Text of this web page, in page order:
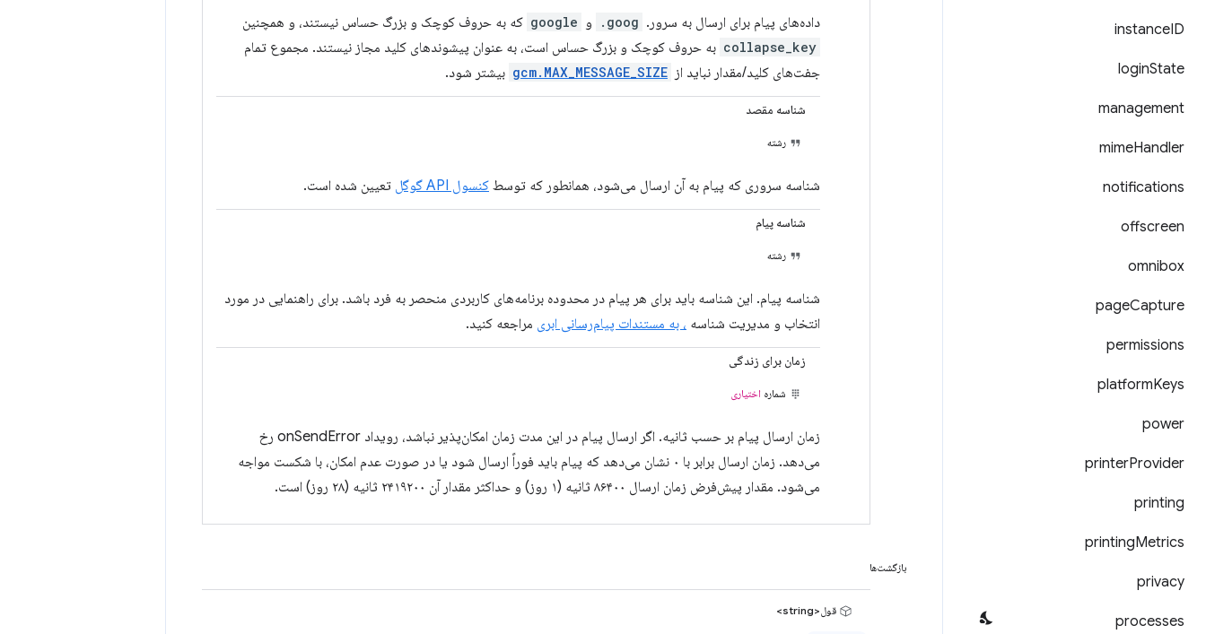
instanceID
loginState
management
mimeHandler
notifications
offscreen
omnibox
pageCapture
permissions
platformKeys
power
printerProvider
printing
printingMetrics
privacy
processes
داده‌های پیام برای ارسال به سرور. goog. و google که به حروف کوچک و بزرگ حساس نیستند، و همچنین
collapse_key به حروف کوچک و بزرگ حساس است، به عنوان پیشوندهای کلید مجاز نیستند. مجموع تمام
جفت‌های کلید/مقدار نباید از gcm.MAX_MESSAGE_SIZE بیشتر شود.
شناسه مقصد
رشته
شناسه سروری که پیام به آن ارسال می‌شود، همانطور که توسط کنسول API گوگل تعیین شده است.
شناسه پیام
رشته
شناسه پیام. این شناسه باید برای هر پیام در محدوده برنامه‌های کاربردی منحصر به فرد باشد. برای راهنمایی در مورد
انتخاب و مدیریت شناسه ، به مستندات پیام‌رسانی ابری مراجعه کنید.
زمان برای زندگی
شماره اختیاری
زمان ارسال پیام بر حسب ثانیه. اگر ارسال پیام در این مدت زمان امکان‌پذیر نباشد، رویداد onSendError رخ
می‌دهد. زمان ارسال برابر با ۰ نشان می‌دهد که پیام باید فوراً ارسال شود یا در صورت عدم امکان، با شکست مواجه
می‌شود. مقدار پیش‌فرض زمان ارسال ۸۶۴۰۰ ثانیه (۱ روز) و حداکثر مقدار آن ۲۴۱۹۲۰۰ ثانیه (۲۸ روز) است.
بازگشت‌ها
قول<string>